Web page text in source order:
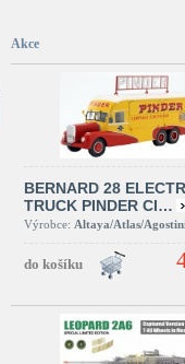
Akce
BERNARD 28
TRUCK PINDER CI…
Výrobce: Altaya/Atlas/